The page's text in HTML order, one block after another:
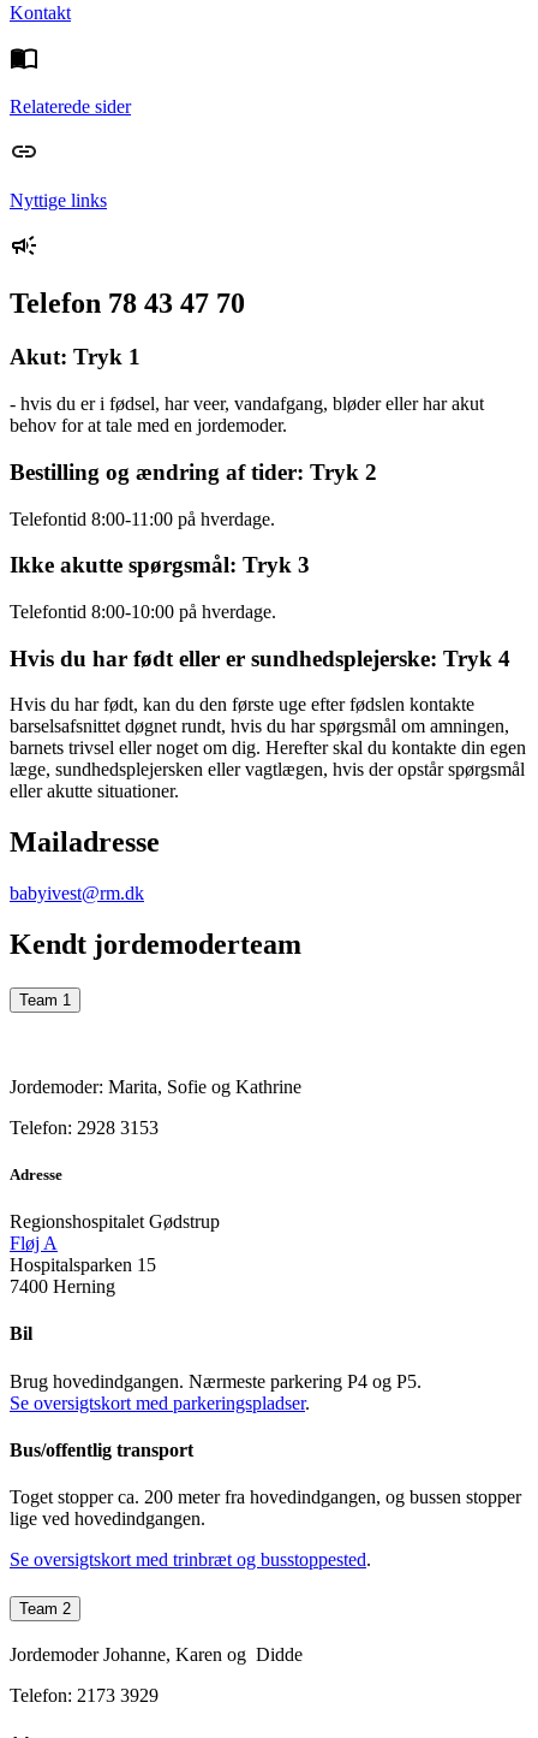
Kontakt
Relaterede sider
Nyttige links
Telefon 78 43 47 70
Akut: Tryk 1
- hvis du er i fødsel, har veer, vandafgang, bløder eller har akut
behov for at tale med en jordemoder.
Bestilling og ændring af tider: Tryk 2
Telefontid 8:00-11:00 på hverdage.
Ikke akutte spørgsmål: Tryk 3
Telefontid 8:00-10:00 på hverdage.
Hvis du har født eller er sundhedsplejerske: Tryk 4
Hvis du har født, kan du den første uge efter fødslen kontakte
barselsafsnittet døgnet rundt, hvis du har spørgsmål om amningen,
barnets trivsel eller noget om dig. Herefter skal du kontakte din egen
læge, sundhedsplejersken eller vagtlægen, hvis der opstår spørgsmål
eller akutte situationer.
Mailadresse
babyivest@rm.dk
Kendt jordemoderteam
Team 1
Jordemoder: Marita, Sofie og Kathrine
Telefon: 2928 3153
Adresse
Regionshospitalet Gødstrup
Fløj A
Hospitalsparken 15
7400 Herning
Bil
Brug hovedindgangen. Nærmeste parkering P4 og P5.
Se oversigtskort med parkeringspladser.
Bus/offentlig transport
Toget stopper ca. 200 meter fra hovedindgangen, og bussen stopper
lige ved hovedindgangen.
Se oversigtskort med trinbræt og busstoppested.
Team 2
Jordemoder Johanne, Karen og Didde
Telefon: 2173 3929